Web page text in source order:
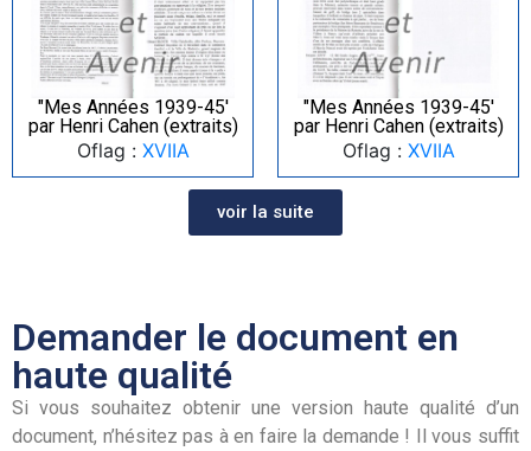
"Mes Années 1939-45′
par Henri Cahen (extraits)
Oflag : XVIIA
"Mes Années 1939-45′
par Henri Cahen (extraits)
Oflag : XVIIA
voir la suite
Demander le document en
haute qualité
Si vous souhaitez obtenir une version haute qualité d’un
document, n’hésitez pas à en faire la demande ! Il vous suffit